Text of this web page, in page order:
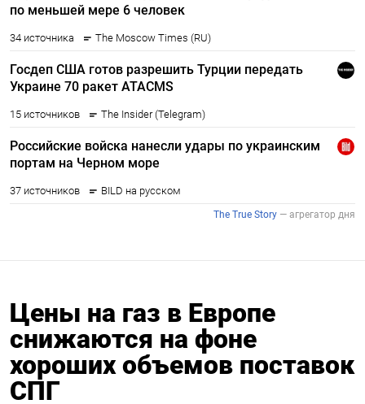
Цены на газ в Европе
снижаются на фоне
хороших объемов поставок
СПГ